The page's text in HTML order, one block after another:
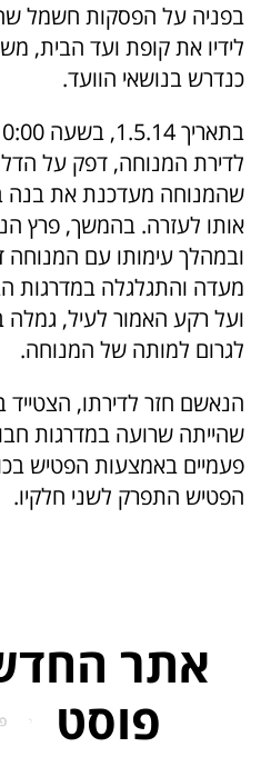
בפניה על הפסקות חשמל
לידיו את קופת ועד הבית,
כנדרש בנושאי הוועד.
לדירת המנוחה, דפק על
שהמנוחה מעדכנת את בנה
אותו לעזרה. בהמשך, פרץ
ובמהלך עימותו עם
מעדה והתגלגלה במדרגות
ועל רקע האמור לעיל,
לגרום למותה של המנוחה.
הנאשם חזר לדירתו,
שהייתה שרועה במדרגות
פעמיים באמצעות הפטיש
הפטיש התפרק לשני חלקיו.
אתר
פוסט